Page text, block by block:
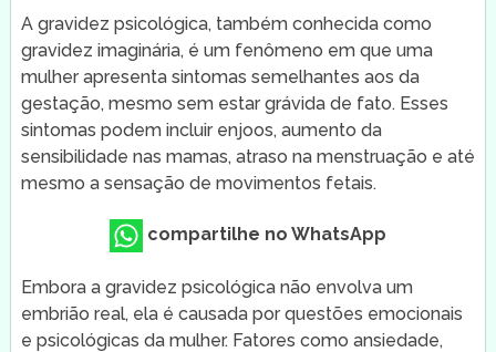
A gravidez psicológica, também conhecida como
gravidez imaginária, é um fenômeno em que uma
mulher apresenta sintomas semelhantes aos da
gestação, mesmo sem estar grávida de fato. Esses
sintomas podem incluir enjoos, aumento da
sensibilidade nas mamas, atraso na menstruação e até
mesmo a sensação de movimentos fetais.
compartilhe no WhatsApp
Embora a gravidez psicológica não envolva um
embrião real, ela é causada por questões emocionais
e psicológicas da mulher. Fatores como ansiedade,